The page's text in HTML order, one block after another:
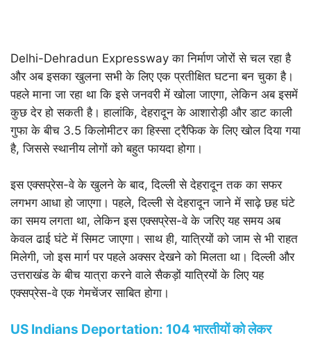
Delhi-Dehradun Expressway का निर्माण जोरों से चल रहा है
और अब इसका खुलना सभी के लिए एक प्रतीक्षित घटना बन चुका है।
पहले माना जा रहा था कि इसे जनवरी में खोला जाएगा, लेकिन अब इसमें
कुछ देर हो सकती है। हालांकि, देहरादून के आशारोड़ी और डाट काली
गुफा के बीच 3.5 किलोमीटर का हिस्सा ट्रैफिक के लिए खोल दिया गया
है, जिससे स्थानीय लोगों को बहुत फायदा होगा।
इस एक्सप्रेस-वे के खुलने के बाद, दिल्ली से देहरादून तक का सफर
लगभग आधा हो जाएगा। पहले, दिल्ली से देहरादून जाने में साढ़े छह घंटे
का समय लगता था, लेकिन इस एक्सप्रेस-वे के जरिए यह समय अब
केवल ढाई घंटे में सिमट जाएगा। साथ ही, यात्रियों को जाम से भी राहत
मिलेगी, जो इस मार्ग पर पहले अक्सर देखने को मिलता था। दिल्ली और
उत्तराखंड के बीच यात्रा करने वाले सैकड़ों यात्रियों के लिए यह
एक्सप्रेस-वे एक गेमचेंजर साबित होगा।
US Indians Deportation: 104 भारतीयों को लेकर